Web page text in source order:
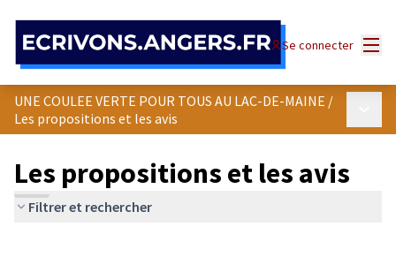
Se connecter
UNE COULEE VERTE POUR TOUS AU LAC-DE-MAINE /
Les propositions et les avis
Les propositions et les avis
Filtrer et rechercher